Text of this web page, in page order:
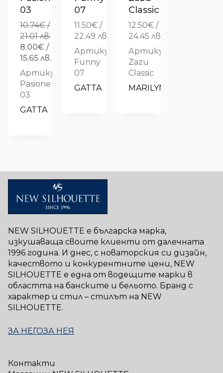
03
10.74€/
21.01 лв.
Original
price
was:
10.74€
/
8.00€ /
15.65 лв.Текущата
е:
8.00€
Артикул:
Pasione
03
GATTA
07
11.50€ /
22.49 лв.
Артикул:
Funny
07
GATTA
Classic
12.50€ /
24.45 лв.
Артикул:
Zazu
Classic
MARILYN
NEW SILHOUETTE е българска марка,
изкушаваща своите клиенти от далечната
1996 година. И днес, с новаторския си дизайн,
качеството и конкурентните цени, NEW
SILHOUETTE е една от водещите марки в
областта на банските и бельото. Бранд с
характер и стил – стилът на NEW
SILHOUETTE.
ЗА НЕГОЗА НЕЯ
Контакти